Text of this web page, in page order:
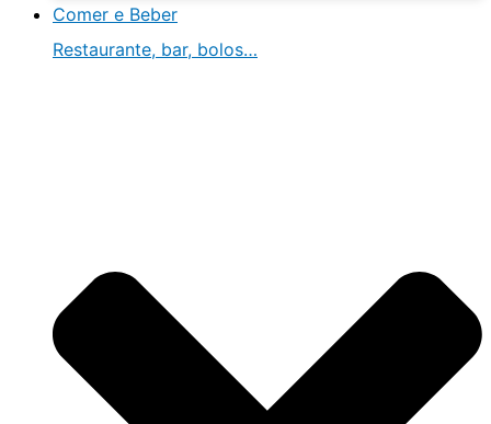
Comer e Beber
Restaurante, bar, bolos…